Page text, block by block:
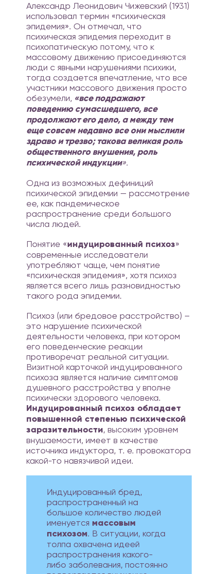
Александр Леонидович Чижевский (1931)
использовал термин «психическая
эпидемия». Он отмечал, что
психическая эпидемия переходит в
психопатическую потому, что к
массовому движению присоединяются
люди с явными нарушениями психики,
тогда создается впечатление, что все
участники массового движения просто
обезумели, «все подражают
поведению сумасшедшего, все
продолжают его дело, а между тем
еще совсем недавно все они мыслили
здраво и трезво; такова великая роль
общественного внушения, роль
психической индукции».
Одна из возможных дефиниций
психической эпидемии — рассмотрение
ее, как пандемическое
распространение среди большого
числа людей.
Понятие «индуцированный психоз»
современные исследователи
употребляют чаще, чем понятие
«психическая эпидемия», хотя психоз
является всего лишь разновидностью
такого рода эпидемии.
Психоз (или бредовое расстройство) –
это нарушение психической
деятельности человека, при котором
его поведенческие реакции
противоречат реальной ситуации.
Визитной карточкой индуцированного
психоза является наличие симптомов
душевного расстройства у вполне
психически здорового человека.
Индуцированный психоз обладает
повышенной степенью психической
заразительности, высоким уровнем
внушаемости, имеет в качестве
источника индуктора, т. е. провокатора
какой-то навязчивой идеи.
Индуцированный бред,
распространенный на
большое количество людей
именуется массовым
психозом. В ситуации, когда
толпа охвачена идеей
распространения какого-
либо заболевания, постоянно